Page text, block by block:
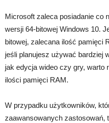
Microsoft zaleca posiadanie co
wersji 64-bitowej Windows 10.
bitowej, zalecana ilość pamięci
jeśli planujesz używać bardziej
jak edycja wideo czy gry, warto
ilości pamięci RAM.
W przypadku użytkowników,
zaawansowanych zastosowań,